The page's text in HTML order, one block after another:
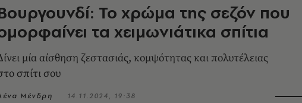
Το χρώμα της σεζόν που
τα χειμωνιάτικα σπίτια
μία αίσθηση ζεστασιάς, κομψότητας και πολυτέλειας
σπίτι σου
Μένδρη 14.11.2024, 19:38